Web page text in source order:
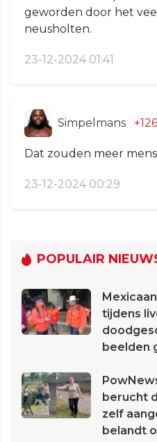
geworden door het
neusholten.
23-12-2024 01:41
Simpelmans
Dat zouden meer
23-12-2024 00:29
POPULAIR
tijdens
beelden
berucht
zelf
belandt